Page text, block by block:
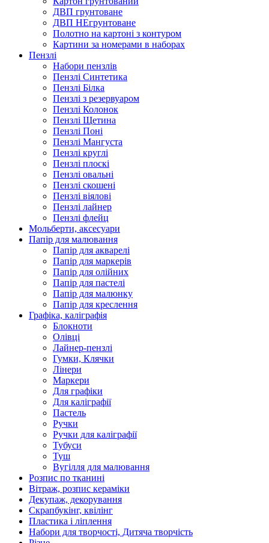
ДВП грунтоване
ДВП НЕгрунтоване
Полотно на картоні з контуром
Картини за номерами в наборах
Пензлі
Набори пензлів
Пензлі Синтетика
Пензлі Білка
Пензлі з резервуаром
Пензлі Колонок
Пензлі Щетина
Пензлі Поні
Пензлі Мангуста
Пензлі круглі
Пензлі плоскі
Пензлі овальні
Пензлі скошені
Пензлі віялові
Пензлі лайнер
Пензлі флейц
Мольберти, аксесуари
Папір для малювання
Папір для акварелі
Папір для маркерів
Папір для олійних
Папір для пастелі
Папір для малюнку
Папір для креслення
Графіка, каліграфія
Блокноти
Олівці
Лайнер-пензлі
Гумки, Клячки
Лінери
Маркери
Для графіки
Для каліграфії
Пастель
Ручки
Ручки для каліграфії
Тубуси
Туш
Вугілля для малювання
Розпис по тканині
Вітраж, розпис кераміки
Декупаж, декорування
Скрапбукінг, квілінг
Пластика і ліплення
Набори для творчості, Дитяча творчість